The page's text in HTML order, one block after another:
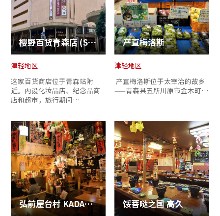
樱野百货青森店 (Sakurano Department Store)
津轻地区
这家百货商店位于青森站附
近。内设化妆品店、纪念品商
店和超市，旅行期间…
产直梅洛斯
津轻地区
产直梅洛斯位于太宰治的故乡
——青森县五所川原市金木町…
弘前屋台村 KADARE 横丁 (Tsugaru Hirosaki Yataimura Kadarey… 馁菩哒之国 高久